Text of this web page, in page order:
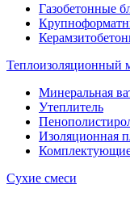
Газобетонные
Теплоизоляционный
Минеральная
Утеплитель
Изоляционная
Комплектующие
Сухие смеси